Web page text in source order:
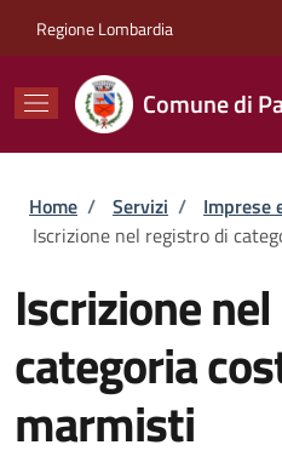
Regione Lombardia
Comune di
Briciole di pane
Home / Servizi / Imprese
Iscrizione nel registro di
Iscrizione
categoria
marmisti